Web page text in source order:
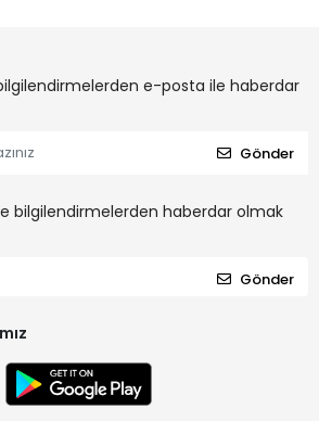
e-posta ile haberdar
Gönder
bilgilendirmelerden haberdar olmak
Gönder